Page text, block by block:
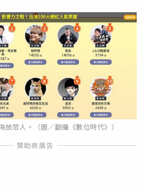
放眾人。（圖／翻攝《數位時代》）